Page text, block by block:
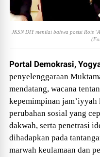
JKSN DIY menilai bahwa posisi Rois
Portal Demokrasi,
penyelenggaraan
mendatang, wacana
kepemimpinan
perubahan sosial yang
dakwah, serta penetrasi
dihadapkan pada
marwah keulamaan dan